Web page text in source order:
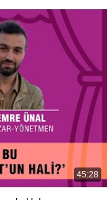
45:28